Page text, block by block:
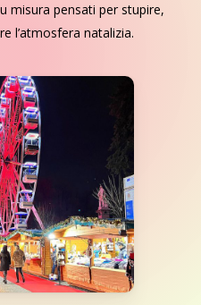
misura pensati per stupire,
l’atmosfera natalizia.